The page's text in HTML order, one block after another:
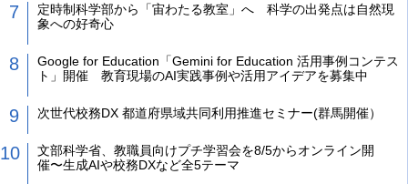
定時制科学部から「宙わたる教室」へ 科学の出発点は自然現
象への好奇心
Google for Education「Gemini for Education 活用事例コンテス
ト」開催 教育現場のAI実践事例や活用アイデアを募集中
次世代校務DX 都道府県域共同利用推進セミナー(群馬開催）
文部科学省、教職員向けプチ学習会を8/5からオンライン開
催〜生成AIや校務DXなど全5テーマ